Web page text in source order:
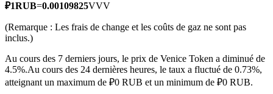
₽1RUB=0.00109825VVV
(Remarque : Les frais de change et les coûts de gaz ne sont pas
inclus.)
Au cours des 7 derniers jours, le prix de Venice Token a diminué de
4.5%.Au cours des 24 dernières heures, le taux a fluctué de 0.73%,
atteignant un maximum de ₽0 RUB et un minimum de ₽0 RUB.